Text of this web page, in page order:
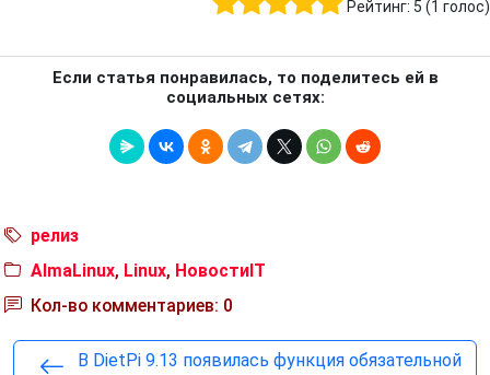
Рейтинг: 5 (1 голос)
Если статья понравилась, то поделитесь ей в
социальных сетях:
релиз
AlmaLinux, Linux, НовостиIT
Кол-во комментариев: 0
В DietPi 9.13 появилась функция обязательной